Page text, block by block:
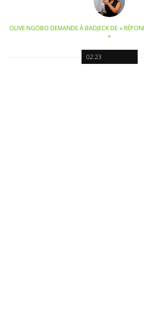
02:23
OLIVE NGOBO DEMANDE À BADJECK DE «
»